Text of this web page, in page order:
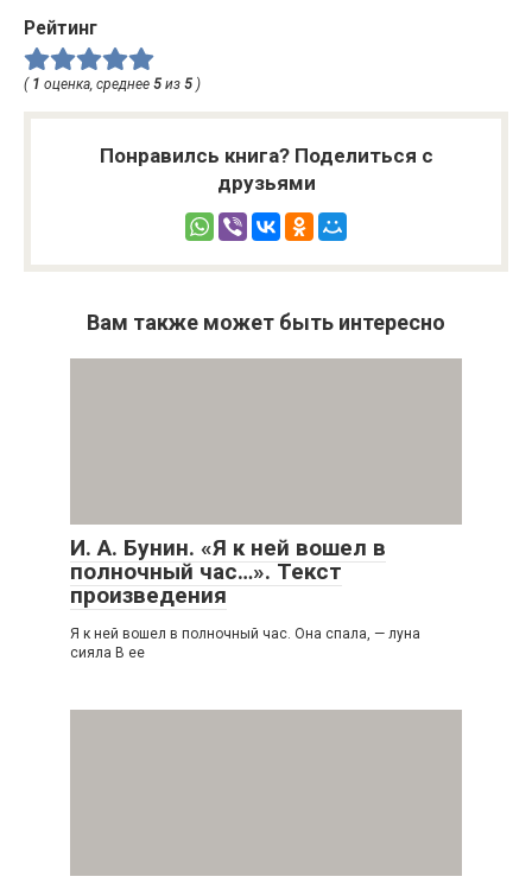
Рейтинг
( 1 оценка, среднее 5 из 5 )
Понравилсь книга? Поделиться с
друзьями
Вам также может быть интересно
И. А. Бунин. «Я к ней вошел в
полночный час…». Текст
произведения
Я к ней вошел в полночный час. Она спала, — луна
сияла В ее